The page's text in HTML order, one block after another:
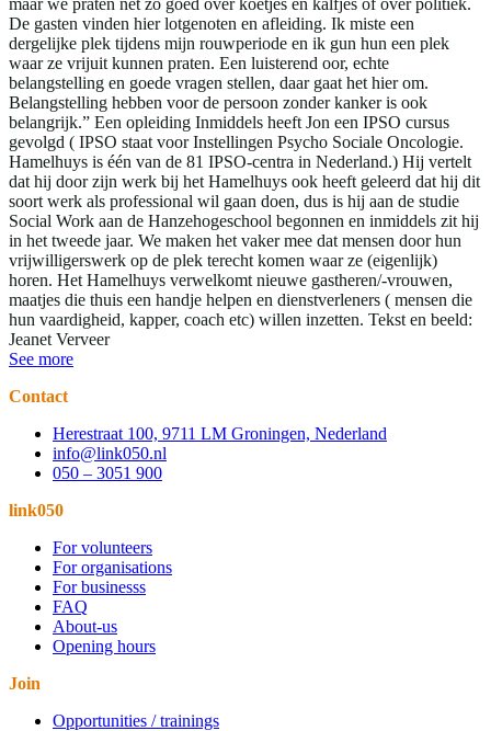
De gasten vinden hier lotgenoten en afleiding. Ik miste een
dergelijke plek tijdens mijn rouwperiode en ik gun hun een plek
waar ze vrijuit kunnen praten. Een luisterend oor, echte
belangstelling en goede vragen stellen, daar gaat het hier om.
Belangstelling hebben voor de persoon zonder kanker is ook
belangrijk.” Een opleiding Inmiddels heeft Jon een IPSO cursus
gevolgd ( IPSO staat voor Instellingen Psycho Sociale Oncologie.
Hamelhuys is één van de 81 IPSO-centra in Nederland.) Hij vertelt
dat hij door zijn werk bij het Hamelhuys ook heeft geleerd dat hij dit
soort werk als professional wil gaan doen, dus is hij aan de studie
Social Work aan de Hanzehogeschool begonnen en inmiddels zit hij
in het tweede jaar. We maken het vaker mee dat mensen door hun
vrijwilligerswerk op de plek terecht komen waar ze (eigenlijk)
horen. Het Hamelhuys verwelkomt nieuwe gastheren/-vrouwen,
maatjes die thuis een handje helpen en dienstverleners ( mensen die
hun vaardigheid, kapper, coach etc) willen inzetten. Tekst en beeld:
Jeanet Verveer
See more
Contact
Herestraat 100, 9711 LM Groningen, Nederland
info@link050.nl
050 – 3051 900
link050
For volunteers
For organisations
For businesss
FAQ
About-us
Opening hours
Join
Opportunities / trainings